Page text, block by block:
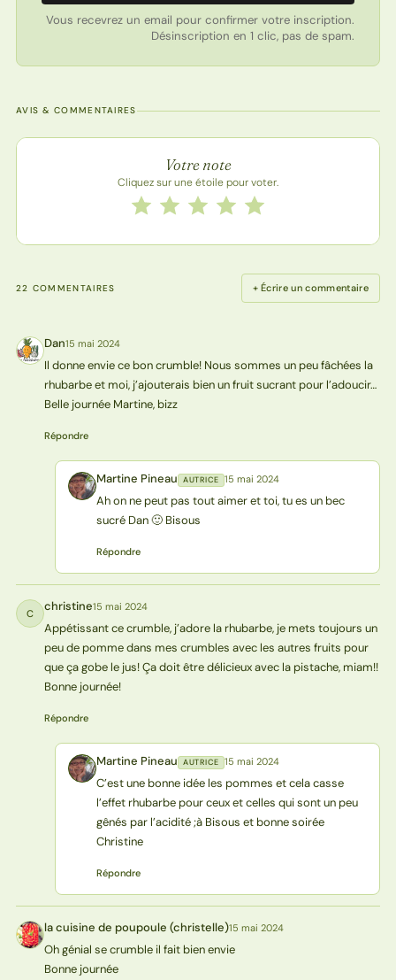
Vous recevrez un email pour confirmer votre inscription.
Désinscription en 1 clic, pas de spam.
AVIS & COMMENTAIRES
Note de la recette
Votre note
Cliquez sur une étoile pour voter.
Notez cette recette de 1 à 5 étoiles
5 étoiles
4 étoiles
3 étoiles
2 étoiles
1 étoile
22 COMMENTAIRES + Écrire un commentaire
D Dan15 mai 2024
Il donne envie ce bon crumble! Nous sommes un peu fâchées la
rhubarbe et moi, j’ajouterais bien un fruit sucrant pour l’adoucir…
Belle journée Martine, bizz
Répondre
MP Martine Pineau AUTRICE 15 mai 2024
Ah on ne peut pas tout aimer et toi, tu es un bec
sucré Dan 🙂 Bisous
Répondre
C christine15 mai 2024
Appétissant ce crumble, j’adore la rhubarbe, je mets toujours un
peu de pomme dans mes crumbles avec les autres fruits pour
que ça gobe le jus! Ça doit être délicieux avec la pistache, miam!!
Bonne journée!
Répondre
MP Martine Pineau AUTRICE 15 mai 2024
C’est une bonne idée les pommes et cela casse
l’effet rhubarbe pour ceux et celles qui sont un peu
gênés par l’acidité ;à Bisous et bonne soirée
Christine
Répondre
L( la cuisine de poupoule (christelle)15 mai 2024
Oh génial se crumble il fait bien envie
Bonne journée